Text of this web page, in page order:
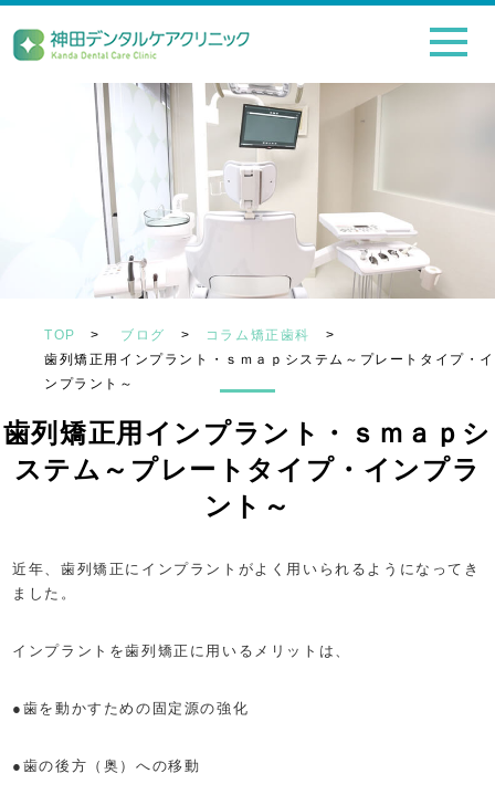
TOP > ブログ > コラム矯正歯科
>
歯列矯正用インプラント・ｓｍａｐシステム～プレートタイプ・イ
ンプラント～
歯列矯正用インプラント・ｓｍａｐシ
ステム～プレートタイプ・インプラ
ント～
近年、歯列矯正にインプラントがよく用いられるようになってき
ました。
インプラントを歯列矯正に用いるメリットは、
●歯を動かすための固定源の強化
●歯の後方（奥）への移動